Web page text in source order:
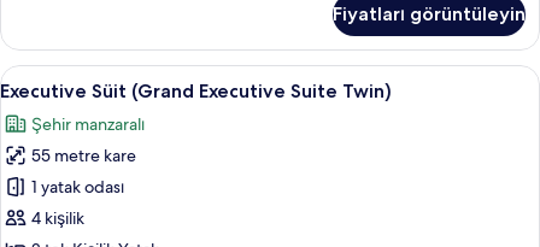
Oda
(Grand)
hakkında
fazla
detay
Fiyatları görüntüleyin
Executive
Süit
(Grand
Executive
Suite
Twin)
Executive Süit (Grand Executive
6
Executive Süit (Grand Executive Suite Twin)
Şehir manzaralı
55 metre kare
1 yatak odası
4 kişilik